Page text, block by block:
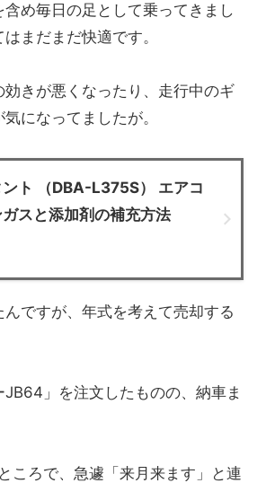
め毎日の足として乗ってきまし
まだまだ快適です。
効きが悪くなったり、走行中のギ
になってましたが。
ント （DBA-L375S） エアコ
ガスと添加剤の補充方法
んですが、年式を考えて売却する
」を注文したものの、納車ま
ころで、急遽「来月来ます」と連